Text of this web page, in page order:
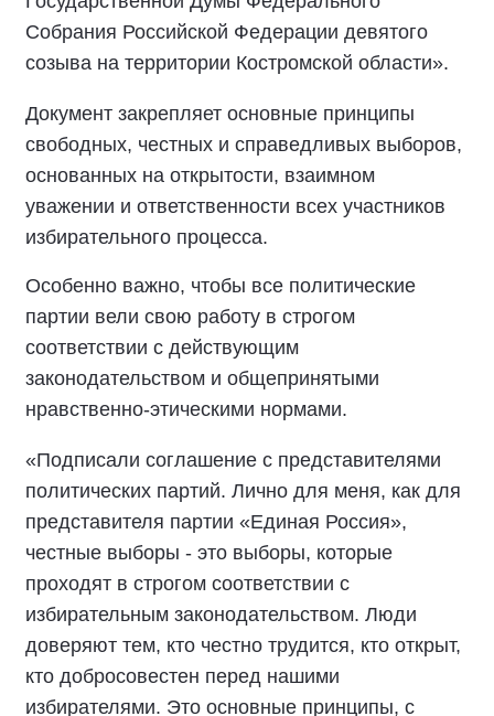
Собрания Российской Федерации девятого
созыва на территории Костромской области».
свободных, честных и справедливых выборов,
основанных на открытости, взаимном
уважении и ответственности всех участников
избирательного процесса.
Особенно важно, чтобы все политические
партии вели свою работу в строгом
соответствии с действующим
законодательством и общепринятыми